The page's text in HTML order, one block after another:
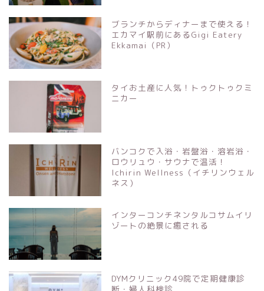
ブランチからディナーまで使える！
エカマイ駅前にあるGigi Eatery
Ekkamai（PR）
タイお土産に人気！トゥクトゥクミ
ニカー
バンコクで入浴・岩盤浴・溶岩浴・
ロウリュウ・サウナで温活！
Ichirin Wellness（イチリンウェル
ネス）
インターコンチネンタルコサムイリ
ゾートの絶景に癒される
DYMクリニック49院で定期健康診